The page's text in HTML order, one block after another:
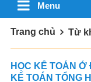
Menu
Trang chủ Từ
HỌC KẾ TOÁN
KẾ TOÁN TỔNG